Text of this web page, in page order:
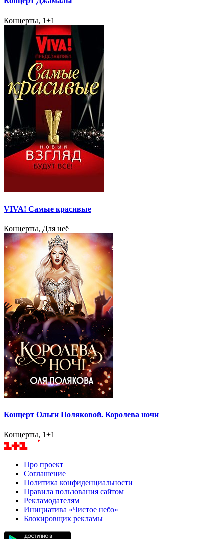
Концерты, 1+1
VIVA! Самые красивые
Концерты, Для неё
Концерт Ольги Поляковой. Королева ночи
Концерты, 1+1
Про проект
Соглашение
Политика конфиденциальности
Правила пользования сайтом
Рекламодателям
Инициатива «Чистое небо»
Блокировщик рекламы